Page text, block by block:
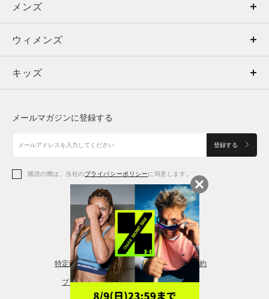
メンズ
ウィメンズ
キッズ
アクセサリー
メンズ
トップス
ボトムス
アクセサリー
ウィメンズ
トップス
シューズ
アクセサリー
レギンス＆タイツ
キッズ
シューズ
メールマガジンに登録する
登録する
購読の際は、当社のプライバシーポリシーに同意します。
特定商取引法に基づく通販の表記 会員規約
プライバシーポリシー